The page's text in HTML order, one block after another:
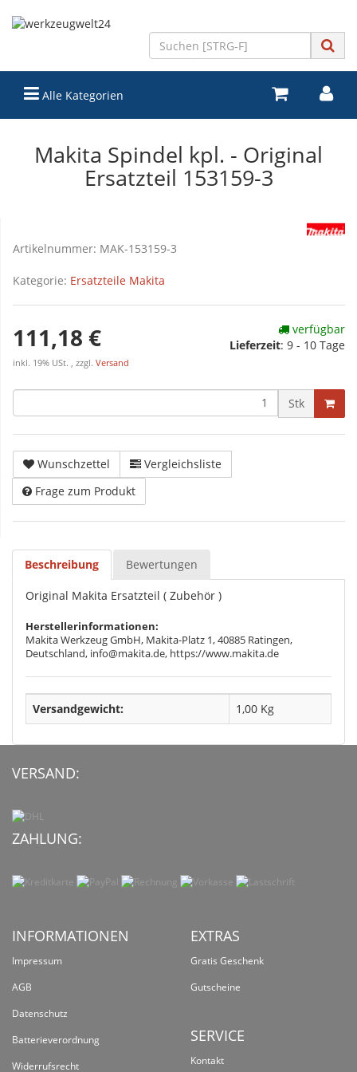
Alle Kategorien
Makita Spindel kpl. - Original
Ersatzteil 153159-3
Artikelnummer: MAK-153159-3
Kategorie: Ersatzteile Makita
111,18 €
inkl. 19% USt. , zzgl. Versand
verfügbar
Lieferzeit: 9 - 10 Tage
Stk
Wunschzettel
Vergleichsliste
Frage zum Produkt
Beschreibung Bewertungen
Original Makita Ersatzteil ( Zubehör )
Herstellerinformationen:
Makita Werkzeug GmbH, Makita-Platz 1, 40885 Ratingen,
Deutschland, info@makita.de, https://www.makita.de
Versandgewicht: 1,00 Kg
VERSAND:
ZAHLUNG:
INFORMATIONEN
Impressum
AGB
Datenschutz
Batterieverordnung
Widerrufsrecht
EXTRAS
Gratis Geschenk
Gutscheine
SERVICE
Kontakt